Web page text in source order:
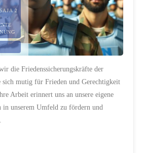
/
2
die Friedenssicherungskräfte der
sich mutig für Frieden und Gerechtigkeit
Arbeit erinnert uns an unsere eigene
in unserem Umfeld zu fördern und